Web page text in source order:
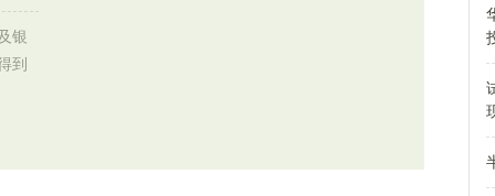
银
到